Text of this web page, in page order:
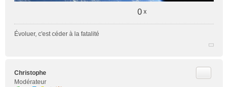
0 x
Évoluer, c'est céder à la fatalité
Christophe
Modérateur